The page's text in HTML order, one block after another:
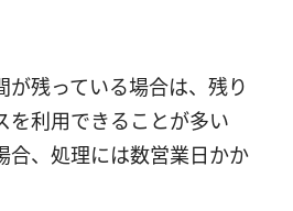
が残っている場合は、残り
を利用できることが多い
合、処理には数営業日かか